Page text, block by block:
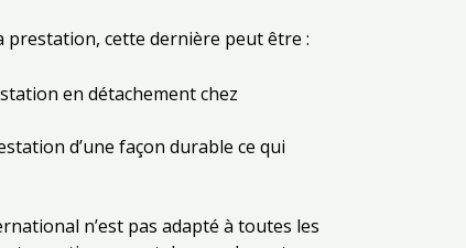
prestation, cette dernière peut être :
en détachement chez
d’une façon durable ce qui
n’est pas adapté à toutes les